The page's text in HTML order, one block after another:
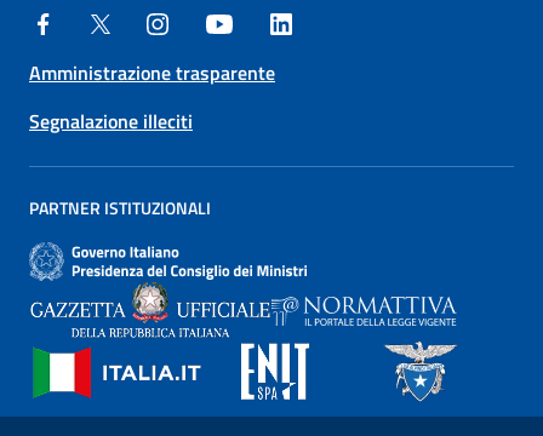
Amministrazione trasparente
Segnalazione illeciti
PARTNER ISTITUZIONALI